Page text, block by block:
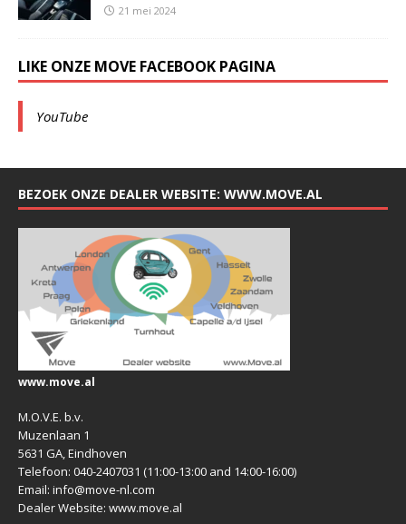
21 mei 2024
LIKE ONZE MOVE FACEBOOK PAGINA
YouTube
BEZOEK ONZE DEALER WEBSITE: WWW.MOVE.AL
www.move.al
M.O.V.E. b.v.
Muzenlaan 1
5631 GA, Eindhoven
Telefoon: 040-2407031 (11:00-13:00 and 14:00-16:00)
Email: info@move-nl.com
Dealer Website: www.move.al